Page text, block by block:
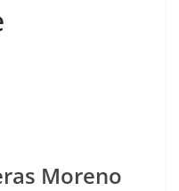
Moreno